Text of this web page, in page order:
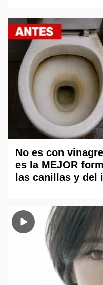
No es con
es la MEJOR
las canillas y del